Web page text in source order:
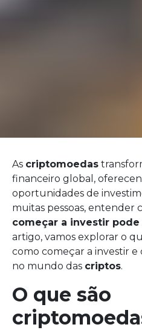
As criptomoedas
financeiro global,
oportunidades de
muitas pessoas, entender
começar a investir
artigo, vamos explorar o
como começar a investir
no mundo das criptos.
O que são